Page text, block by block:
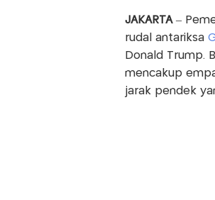
JAKARTA –
rudal antariksa
Donald Trump.
mencakup
jarak pendek